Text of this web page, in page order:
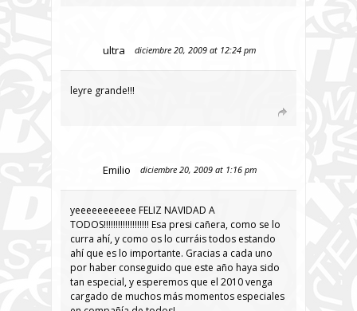
ultra diciembre 20, 2009 at 12:24 pm
leyre grande!!!
Emilio diciembre 20, 2009 at 1:16 pm
yeeeeeeeeeee FELIZ NAVIDAD A
TODOS!!!!!!!!!!!!!!!!!!! Esa presi cañera, como se lo
curra ahí, y como os lo curráis todos estando
ahí que es lo importante. Gracias a cada uno
por haber conseguido que este año haya sido
tan especial, y esperemos que el 2010 venga
cargado de muchos más momentos especiales